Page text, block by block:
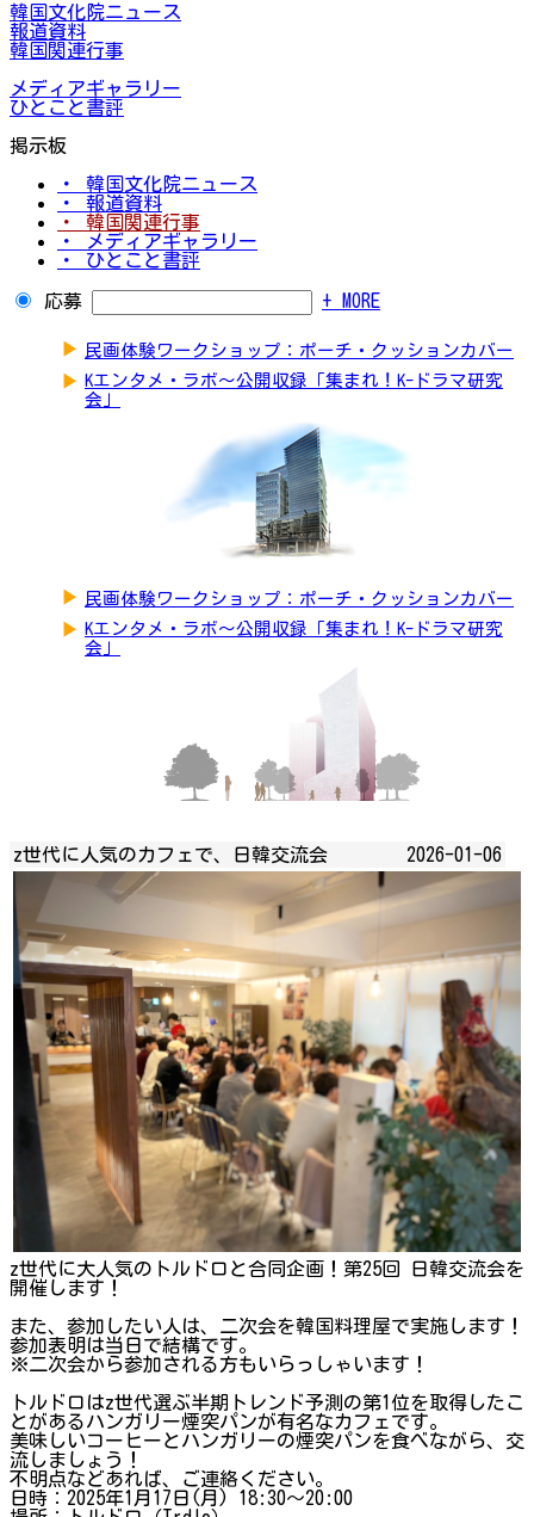
韓国文化院ニュース
報道資料
韓国関連行事
メディアギャラリー
ひとこと書評
掲示板
・ 韓国文化院ニュース
・ 報道資料
・ 韓国関連行事
・ メディアギャラリー
・ ひとこと書評
応募 + MORE
▶ 民画体験ワークショップ：ポーチ・クッションカバー
▶ Kエンタメ・ラボ～公開収録「集まれ！K-ドラマ研究
会」
▶ 民画体験ワークショップ：ポーチ・クッションカバー
▶ Kエンタメ・ラボ～公開収録「集まれ！K-ドラマ研究
会」
z世代に人気のカフェで、日韓交流会 2026-01-06
z世代に大人気のトルドロと合同企画！第25回 日韓交流会を
開催します！
また、参加したい人は、二次会を韓国料理屋で実施します！
参加表明は当日で結構です。
※二次会から参加される方もいらっしゃいます！
トルドロはz世代選ぶ半期トレンド予測の第1位を取得したこ
とがあるハンガリー煙突パンが有名なカフェです。
美味しいコーヒーとハンガリーの煙突パンを食べながら、交
流しましょう！
不明点などあれば、ご連絡ください。
日時：2025年1月17日(月) 18:30～20:00